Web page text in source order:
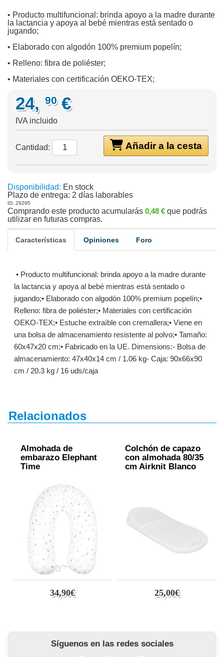
• Producto multifuncional: brinda apoyo a la madre durante
la lactancia y apoya al bebé mientras está sentado o
jugando;
• Elaborado con algodón 100% premium popelín;
• Relleno: fibra de poliéster;
• Materiales con certificación OEKO-TEX;
24, 90 €
IVA incluido
Añadir a la cesta
Cantidad:
Disponibilidad: En stock
Plazo de entrega: 2 días laborables
ID: 29295
Comprando este producto acumularás 0,48 € que podrás
utilizar en futuras compras.
Características Opiniones Foro
• Producto multifuncional: brinda apoyo a la madre durante
la lactancia y apoya al bebé mientras está sentado o
jugando;• Elaborado con algodón 100% premium popelín;•
Relleno: fibra de poliéster;• Materiales con certificación
OEKO-TEX;• Estuche extraíble con cremallera;• Viene en
una bolsa de almacenamiento resistente al polvo;• Tamaño:
60x47x20 cm;• Fabricado en la UE. Dimensions:- Bolsa de
almacenamiento: 47x40x14 cm / 1.06 kg- Caja: 90x66x90
cm / 20.3 kg / 16 uds/caja
Relacionados
Almohada de
embarazo Elephant
Time
34,90€
Colchón de capazo
con almohada 80/35
cm Airknit Blanco
25,00€
Síguenos en las redes sociales